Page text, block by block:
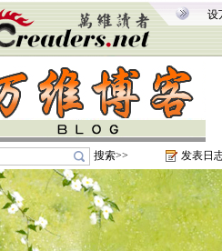
设
搜索>> 发表日